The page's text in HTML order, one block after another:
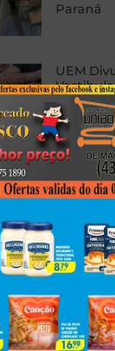
Paraná
UEM
A
Análise
De Alto